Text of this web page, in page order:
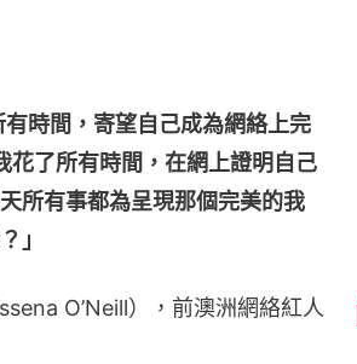
有時間，寄望自己成為網絡上完
花了所有時間，在網上證明自己
所有事都為呈現那個完美的我
」
O’Neill），前澳洲網絡紅人